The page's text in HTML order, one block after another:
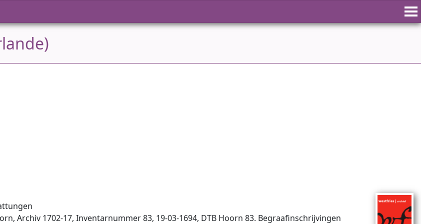
Archiv 1702-17, Inventar­nummer 83, 19-03-1694, DTB Hoorn 83. Begraafinschrijvingen